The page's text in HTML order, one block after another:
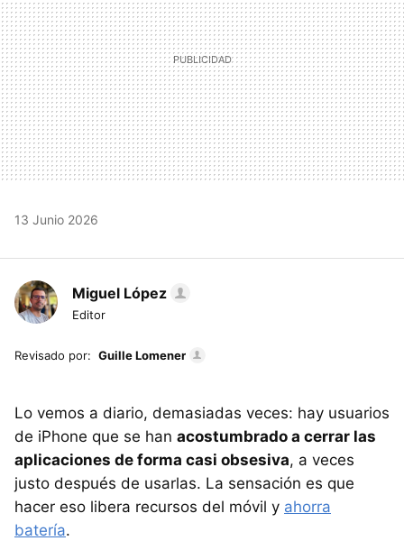
13 Junio 2026
Miguel López
Editor
Revisado por: Guille Lomener
Lo vemos a diario, demasiadas veces: hay usuarios
de iPhone que se han acostumbrado a cerrar las
aplicaciones de forma casi obsesiva, a veces
justo después de usarlas. La sensación es que
hacer eso libera recursos del móvil y ahorra
batería.